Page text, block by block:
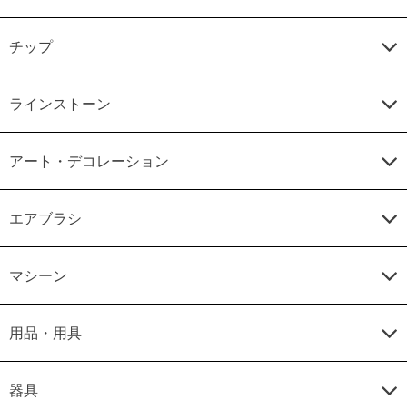
チップ
ラインストーン
アート・デコレーション
エアブラシ
マシーン
用品・用具
器具